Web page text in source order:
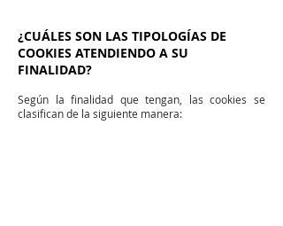
¿CUÁLES SON LAS TIPOLOGÍAS DE
COOKIES ATENDIENDO A SU
FINALIDAD?
Según la finalidad que tengan, las cookies se
clasifican de la siguiente manera: